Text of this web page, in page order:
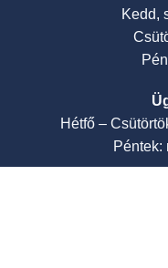
Kedd,
Hétfő –
Péntek: